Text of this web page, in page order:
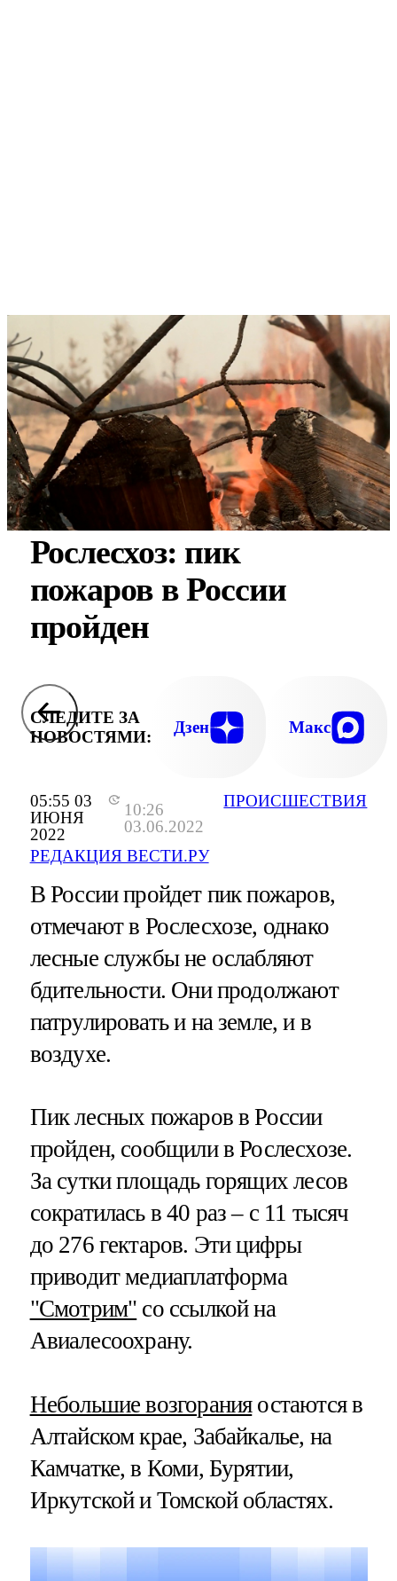
05:55 03
ИЮНЯ
2022
10:26
03.06.2022
РЕДАКЦИЯ ВЕСТИ.РУ
ПРОИСШЕСТВИЯ
Рослесхоз: пик
пожаров в России
пройден
СЛЕДИТЕ ЗА
НОВОСТЯМИ:
Дзен Макс
В России пройдет пик пожаров,
отмечают в Рослесхозе, однако
лесные службы не ослабляют
бдительности. Они продолжают
патрулировать и на земле, и в
воздухе.
Пик лесных пожаров в России
пройден, сообщили в Рослесхозе.
За сутки площадь горящих лесов
сократилась в 40 раз – с 11 тысяч
до 276 гектаров. Эти цифры
приводит медиаплатформа
"Смотрим" со ссылкой на
Авиалесоохрану.
Небольшие возгоранияостаются в
Алтайском крае, Забайкалье, на
Камчатке, в Коми, Бурятии,
Иркутской и Томской областях.